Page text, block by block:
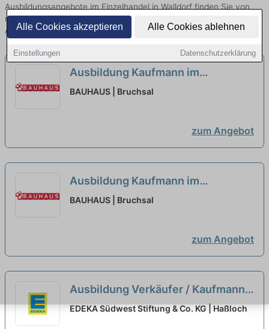
Alle Cookies akzeptieren Alle Cookies ablehnen
Einstellungen Datenschutzerklärung
Ausbildungsangebote im Einzelhandel in Walldorf finden Sie von
namhaften Firmen. Entdecken Sie freie Optionen von Top-
Arbeitgebern und bewerben Sie sich noch heute.
Ausbildung Kaufmann im
Einzelhandel oder Verkäufer
BAUHAUS | Bruchsal
zum Angebot
Ausbildung Kaufmann im
Einzelhandel oder Verkäufer
BAUHAUS | Bruchsal
zum Angebot
Ausbildung Verkäufer / Kaufmann
im Einzelhandel (m/w/d) - 2026
EDEKA Südwest Stiftung & Co. KG | Haßloch